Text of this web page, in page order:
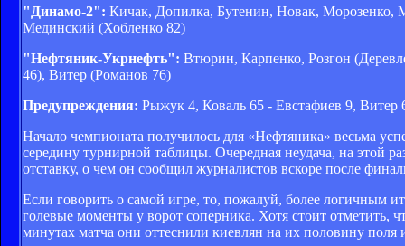
"Динамо-2": Кичак, Допилка, Бутенин, Новак, Морозенко,
Мединский (Хобленко 82)
"Нефтяник-Укрнефть": Втюрин, Карпенко, Розгон
46), Витер (Романов 76)
Предупреждения: Рыжук 4, Коваль 65 - Евстафиев 9, Витер
Начало чемпионата получилось для «Нефтяника» весьма
середину турнирной таблицы. Очередная неудача, на этой
отставку, о чем он сообщил журналистов вскоре после
Если говорить о самой игре, то, пожалуй, более логичным
голевые моменты у ворот соперника. Хотя стоит отметить,
минутах матча они оттеснили киевлян на их половину